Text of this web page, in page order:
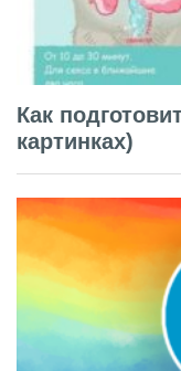
Как
картинках)